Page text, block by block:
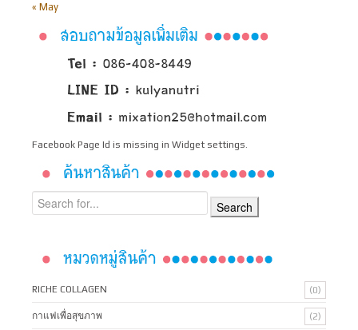
« May
Facebook Page Id is missing in Widget settings.
RICHE COLLAGEN (0)
กาแฟเพื่อสุขภาพ (2)